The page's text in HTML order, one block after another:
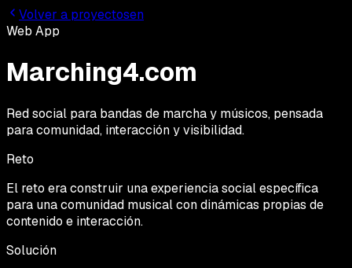
Volver a proyectosen
Web App
Marching4.com
Red social para bandas de marcha y músicos, pensada
para comunidad, interacción y visibilidad.
Reto
El reto era construir una experiencia social específica
para una comunidad musical con dinámicas propias de
contenido e interacción.
Solución